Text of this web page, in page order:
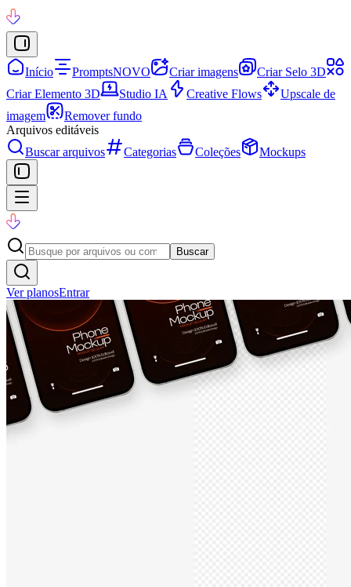
Início PromptsNOVO Criar imagens
Criar Selo 3D
Criar Elemento 3D
Studio IA Creative Flows
Upscale de
imagem
Remover fundo
Arquivos editáveis
Buscar arquivos
Categorias Coleções Mockups
Buscar
Ver planosEntrar